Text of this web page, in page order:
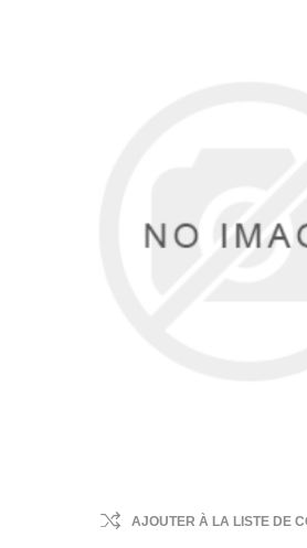
AJOUTER À LA LISTE DE